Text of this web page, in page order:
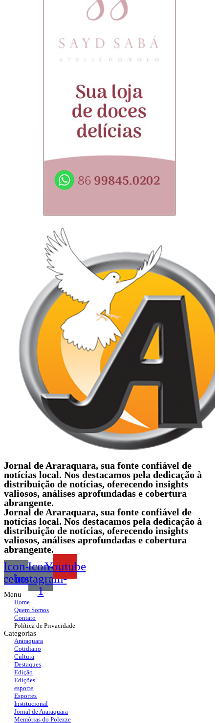
Jornal de Araraquara, sua fonte confiável de
notícias local. Nos destacamos pela dedicação à
distribuição de notícias, oferecendo insights
valiosos, análises aprofundadas e cobertura
abrangente.
Jornal de Araraquara, sua fonte confiável de
notícias local. Nos destacamos pela dedicação à
distribuição de notícias, oferecendo insights
valiosos, análises aprofundadas e cobertura
abrangente.
Icon-Icon-
instagram-
1
Youtube
Menu
Home
Quem Somos
Contato
Política de Privacidade
Categorias
Araraquara
Cotidiano
Cultura
Destaques
Edição
Edições
esporte
Esportes
Institucional
Jornal de Araraquara
Memórias do Polezze